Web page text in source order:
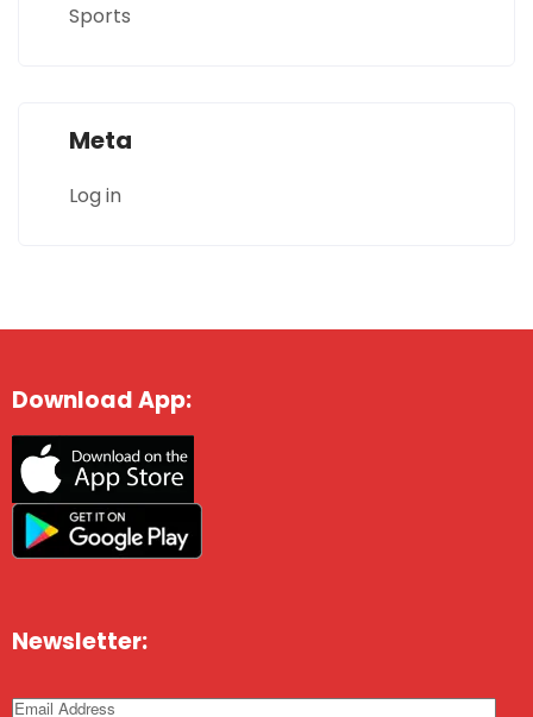
Sports
Meta
Log in
Download App:
Newsletter: